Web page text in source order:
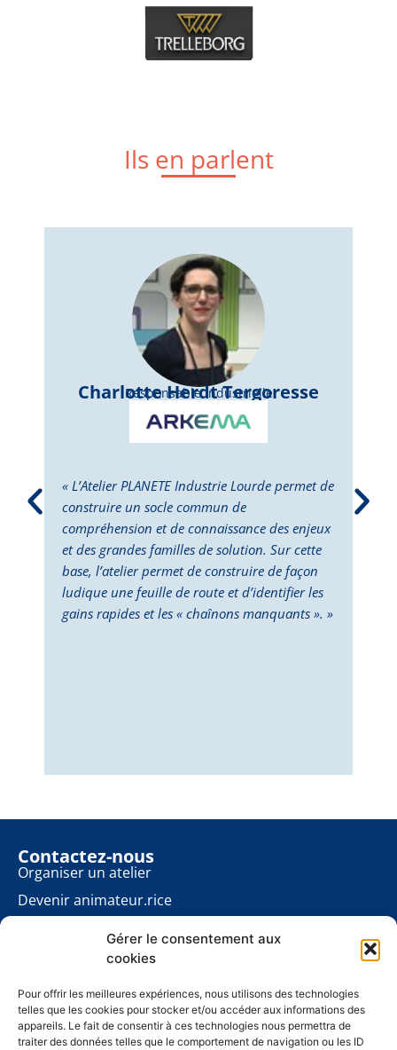
Gérer le consentement aux
cookies
Pour offrir les meilleures expériences, nous utilisons des technologies
telles que les cookies pour stocker et/ou accéder aux informations des
appareils. Le fait de consentir à ces technologies nous permettra de
traiter des données telles que le comportement de navigation ou les ID
Ils en parlent
Charlotte Herdt Tergoresse
Responsable Industrielle
« L’Atelier PLANETE Industrie Lourde permet de
construire un socle commun de
compréhension et de connaissance des enjeux
et des grandes familles de solution. Sur cette
base, l’atelier permet de construire de façon
ludique une feuille de route et d’identifier les
gains rapides et les « chaînons manquants ». »
Contactez-nous
Organiser un atelier
Devenir animateur.rice
Contact presse
À propos
Mentions légales